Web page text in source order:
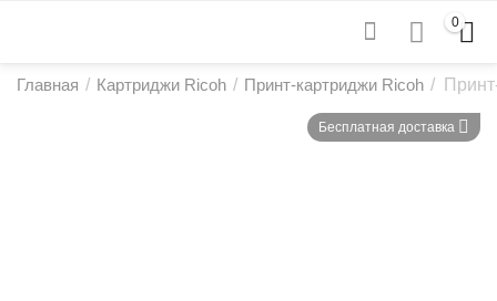
0
Главная / Картриджи Ricoh / Принт-картриджи Ricoh /
Бесплатная доставка